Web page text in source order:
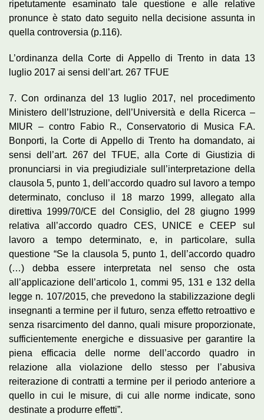
ripetutamente esaminato tale questione e alle relative
pronunce è stato dato seguito nella decisione assunta in
quella controversia (p.116).
L’ordinanza della Corte di Appello di Trento in data 13
luglio 2017 ai sensi dell’art. 267 TFUE
7. Con ordinanza del 13 luglio 2017, nel procedimento
Ministero dell’Istruzione, dell’Università e della Ricerca –
MIUR – contro Fabio R., Conservatorio di Musica F.A.
Bonporti, la Corte di Appello di Trento ha domandato, ai
sensi dell’art. 267 del TFUE, alla Corte di Giustizia di
pronunciarsi in via pregiudiziale sull’interpretazione della
clausola 5, punto 1, dell’accordo quadro sul lavoro a tempo
determinato, concluso il 18 marzo 1999, allegato alla
direttiva 1999/70/CE del Consiglio, del 28 giugno 1999
relativa all’accordo quadro CES, UNICE e CEEP sul
lavoro a tempo determinato, e, in particolare, sulla
questione “Se la clausola 5, punto 1, dell’accordo quadro
(…) debba essere interpretata nel senso che osta
all’applicazione dell’articolo 1, commi 95, 131 e 132 della
legge n. 107/2015, che prevedono la stabilizzazione degli
insegnanti a termine per il futuro, senza effetto retroattivo e
senza risarcimento del danno, quali misure proporzionate,
sufficientemente energiche e dissuasive per garantire la
piena efficacia delle norme dell’accordo quadro in
relazione alla violazione dello stesso per l’abusiva
reiterazione di contratti a termine per il periodo anteriore a
quello in cui le misure, di cui alle norme indicate, sono
destinate a produrre effetti”.